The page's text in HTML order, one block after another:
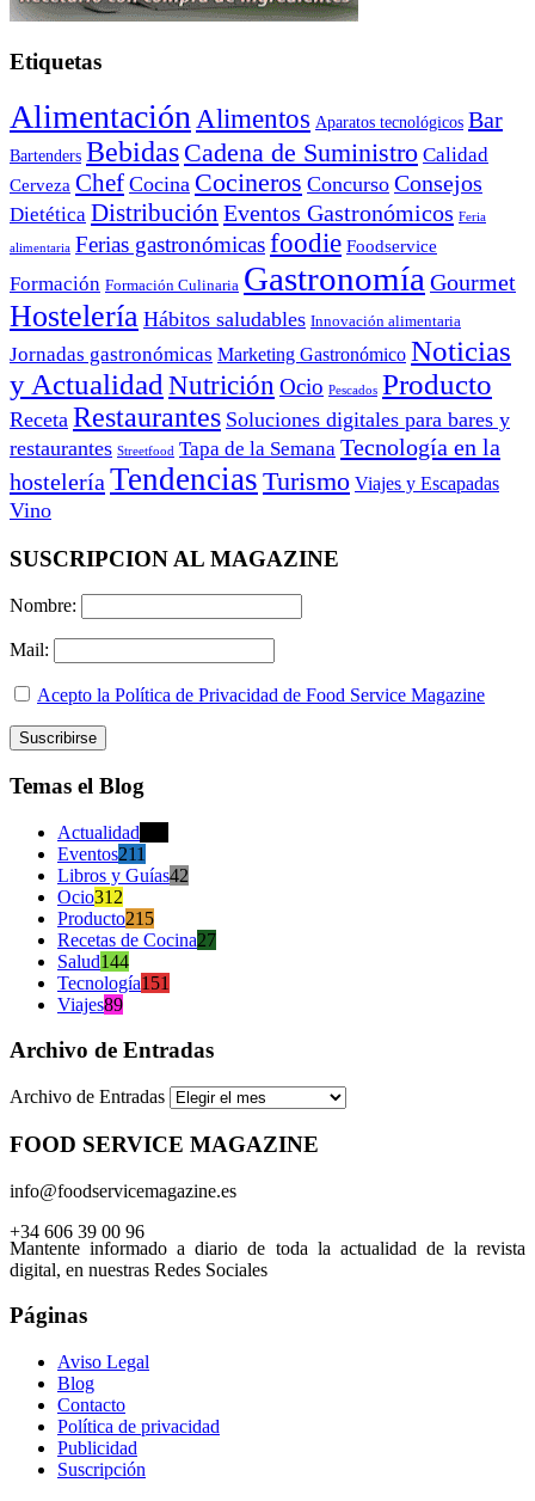
Etiquetas
Alimentación Alimentos Aparatos tecnológicos Bar
Bartenders Bebidas Cadena de Suministro Calidad
Cerveza Chef Cocina Cocineros Concurso Consejos
Dietética Distribución Eventos Gastronómicos Feria
alimentaria Ferias gastronómicasfoodie Foodservice
Formación Formación Culinaria Gastronomía Gourmet
Hostelería Hábitos saludables Innovación alimentaria
Jornadas gastronómicas Marketing Gastronómico Noticias
y Actualidad Nutrición Ocio Pescados Producto
Receta Restaurantes Soluciones digitales para bares y
restaurantes Streetfood Tapa de la Semana Tecnología en la
hostelería Tendencias Turismo Viajes y Escapadas
Vino
SUSCRIPCION AL MAGAZINE
Nombre:
Mail:
Acepto la Política de Privacidad de Food Service Magazine
Temas el Blog
Actualidad
Eventos211
Libros y Guías42
Ocio312
Producto215
Recetas de Cocina27
Salud144
Tecnología151
Viajes89
Archivo de Entradas
Archivo de Entradas
FOOD SERVICE MAGAZINE
info@foodservicemagazine.es
+34 606 39 00 96
Mantente informado a diario de toda la actualidad de la revista
digital, en nuestras Redes Sociales
Páginas
Aviso Legal
Blog
Contacto
Política de privacidad
Publicidad
Suscripción